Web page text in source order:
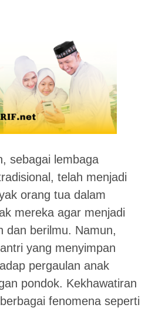
sebagai lembaga
telah menjadi
orang tua dalam
mereka agar menjadi
dan berilmu. Namun,
yang menyimpan
pergaulan anak
pondok. Kekhawatiran
fenomena seperti